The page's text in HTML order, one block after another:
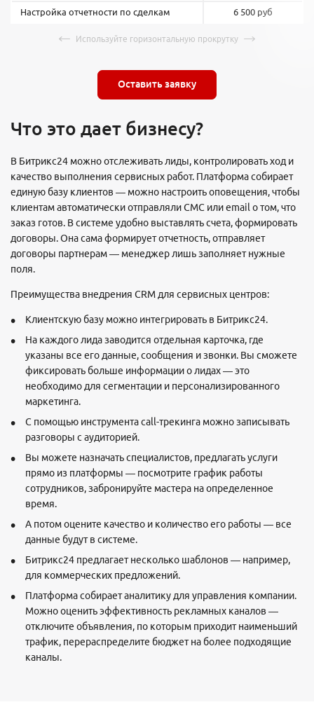
Настройка отчетности по сделкам 6 500 руб
Оставить заявку
Что это дает бизнесу?
В Битрикс24 можно отслеживать лиды, контролировать ход и
качество выполнения сервисных работ. Платформа собирает
единую базу клиентов — можно настроить оповещения, чтобы
клиентам автоматически отправляли СМС или email о том, что
заказ готов. В системе удобно выставлять счета, формировать
договоры. Она сама формирует отчетность, отправляет
договоры партнерам — менеджер лишь заполняет нужные
поля.
Преимущества внедрения CRM для сервисных центров:
Клиентскую базу можно интегрировать в Битрикс24.
На каждого лида заводится отдельная карточка, где
указаны все его данные, сообщения и звонки. Вы сможете
фиксировать больше информации о лидах — это
необходимо для сегментации и персонализированного
маркетинга.
С помощью инструмента call-трекинга можно записывать
разговоры с аудиторией.
Вы можете назначать специалистов, предлагать услуги
прямо из платформы — посмотрите график работы
сотрудников, забронируйте мастера на определенное
время.
А потом оцените качество и количество его работы — все
данные будут в системе.
Битрикс24 предлагает несколько шаблонов — например,
для коммерческих предложений.
Платформа собирает аналитику для управления компании.
Можно оценить эффективность рекламных каналов —
отключите объявления, по которым приходит наименьший
трафик, перераспределите бюджет на более подходящие
каналы.